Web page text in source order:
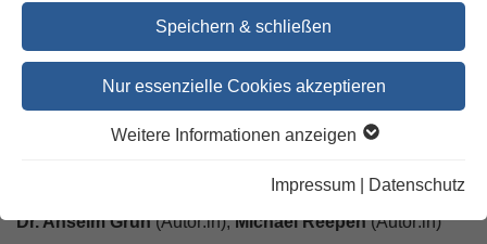
Speichern & schließen
Nur essenzielle Cookies akzeptieren
Weitere Informationen anzeigen
Impressum Datenschutz
Das Kirchenjahr mit seiner
Dr. Anselm Grün(Autor:in),Michael Reepen(Autor:in)